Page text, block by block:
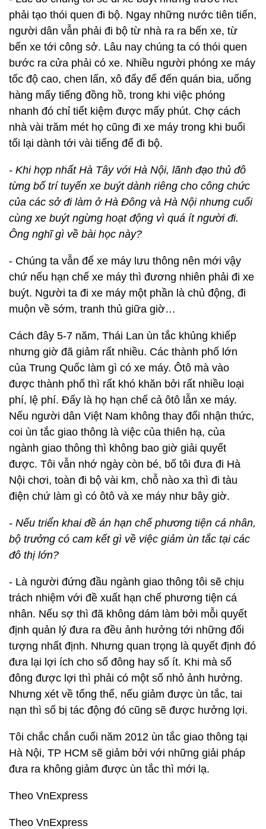
phải tạo thói quen đi bộ. Ngay những nước tiên tiến,
người dân vẫn phải đi bộ từ nhà ra ra bến xe, từ
bến xe tới công sở. Lâu nay chúng ta có thói quen
bước ra cửa phải có xe. Nhiều người phóng xe máy
tốc độ cao, chen lấn, xô đẩy để đến quán bia, uống
hàng mấy tiếng đồng hồ, trong khi việc phóng
nhanh đó chỉ tiết kiệm được mấy phút. Chợ cách
nhà vài trăm mét họ cũng đi xe máy trong khi buổi
tối lại dành tới vài tiếng để đi bộ.
- Khi hợp nhất Hà Tây với Hà Nội, lãnh đạo thủ đô
từng bố trí tuyến xe buýt dành riêng cho công chức
của các sở đi làm ở Hà Đông và Hà Nội nhưng cuối
cùng xe buýt ngừng hoạt động vì quá ít người đi.
Ông nghĩ gì về bài học này?
- Chúng ta vẫn để xe máy lưu thông nên mới vậy
chứ nếu hạn chế xe máy thì đương nhiên phải đi xe
buýt. Người ta đi xe máy một phần là chủ động, đi
muộn về sớm, tranh thủ giữa giờ…
Cách đây 5-7 năm, Thái Lan ùn tắc khủng khiếp
nhưng giờ đã giảm rất nhiều. Các thành phố lớn
của Trung Quốc làm gì có xe máy. Ôtô mà vào
được thành phố thì rất khó khăn bởi rất nhiều loại
phí, lệ phí. Đấy là họ hạn chế cả ôtô lẫn xe máy.
Nếu người dân Việt Nam không thay đổi nhận thức,
coi ùn tắc giao thông là việc của thiên hạ, của
ngành giao thông thì không bao giờ giải quyết
được. Tôi vẫn nhớ ngày còn bé, bố tôi đưa đi Hà
Nội chơi, toàn đi bộ vài km, chỗ nào xa thì đi tàu
điện chứ làm gì có ôtô và xe máy như bây giờ.
- Nếu triển khai đề án hạn chế phương tiện cá nhân,
bộ trưởng có cam kết gì về việc giảm ùn tắc tại các
đô thị lớn?
- Là người đứng đầu ngành giao thông tôi sẽ chịu
trách nhiệm với đề xuất hạn chế phương tiện cá
nhân. Nếu sợ thì đã không dám làm bởi mỗi quyết
định quản lý đưa ra đều ảnh hưởng tới những đối
tượng nhất định. Nhưng quan trọng là quyết định đó
đưa lại lợi ích cho số đông hay số ít. Khi mà số
đông được lợi thì phải có một số nhỏ ảnh hưởng.
Nhưng xét về tổng thể, nếu giảm được ùn tắc, tai
nạn thì số bị tác động đó cũng sẽ được hưởng lợi.
Tôi chắc chắn cuối năm 2012 ùn tắc giao thông tại
Hà Nội, TP HCM sẽ giảm bởi với những giải pháp
đưa ra không giảm được ùn tắc thì mới lạ.
Theo VnExpress
Theo VnExpress